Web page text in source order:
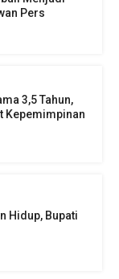
Pers
3,5 Tahun,
Kepemimpinan
Hidup, Bupati